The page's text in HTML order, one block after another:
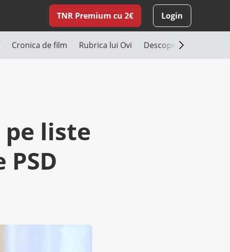
TNR Premium cu 2€ Login
Cronica de film Rubrica lui Ovi Descoperă România
pe liste